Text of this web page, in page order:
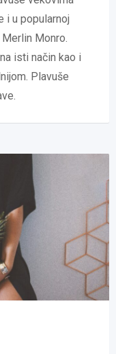
i u popularnoj
Monro.
isti način kao i
Plavuše